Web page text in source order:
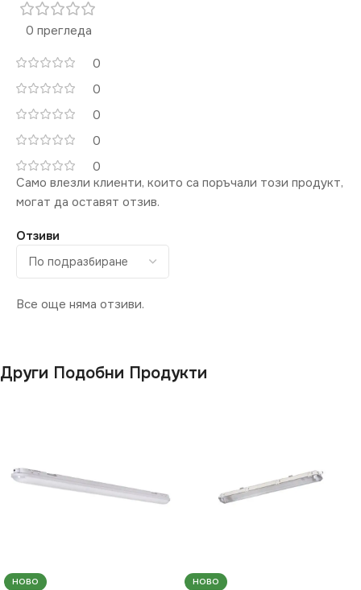
0 прегледа
0
0
0
0
0
Отзиви
Все още няма отзиви.
Само влезли клиенти, които са поръчали този продукт,
могат да оставят отзив.
Други Подобни Продукти
НОВО НОВО